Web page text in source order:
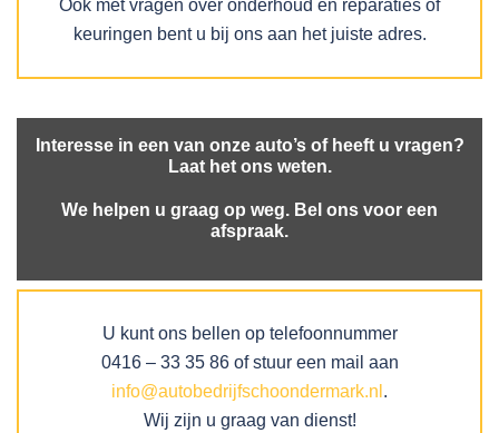
Ook met vragen over onderhoud en reparaties of
keuringen bent u bij ons aan het juiste adres.
Interesse in een van onze auto’s of heeft u vragen?
Laat het ons weten.
We helpen u graag op weg. Bel ons voor een
afspraak.
U kunt ons bellen op telefoonnummer
0416 – 33 35 86 of stuur een mail aan
info@autobedrijfschoondermark.nl .
Wij zijn u graag van dienst!